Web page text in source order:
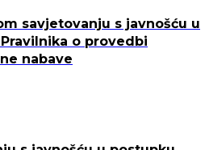
savjetovanju s javnošću u
o provedbi
nabave